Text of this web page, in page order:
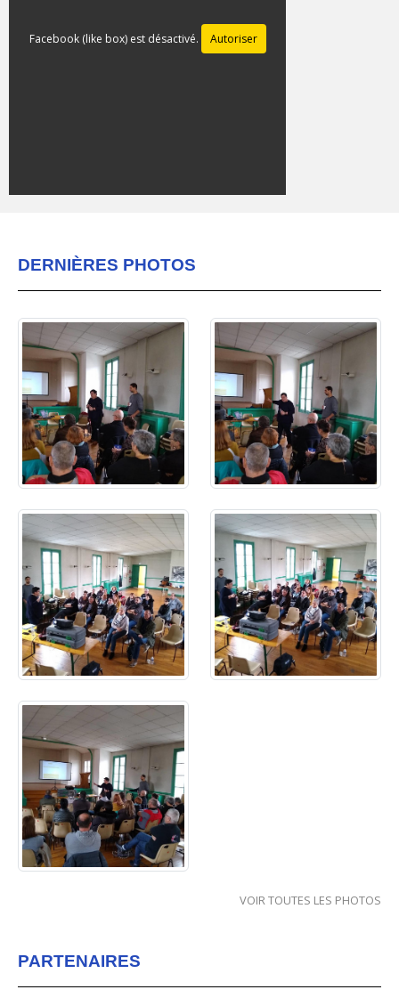
Facebook (like box) est désactivé. Autoriser
DERNIÈRES PHOTOS
VOIR TOUTES LES PHOTOS
PARTENAIRES